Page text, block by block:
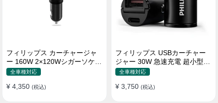
フィリップス カーチャージャ
ー 160W 2×120Wシガーソケッ
ト おしゃれ
全車種対応
¥ 4,350 (税込)
フィリップス USBカーチャー
ジャー 30W 急速充電 超小型設
計 おしゃれ シガーソケット
全車種対応
¥ 3,750 (税込)